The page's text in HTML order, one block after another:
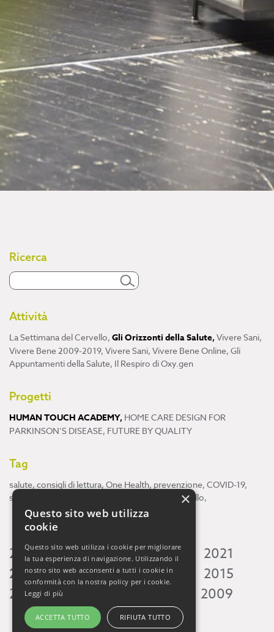
Ricerca
Attività
La Settimana del Cervello, Gli Orizzonti della Salute,Vivere Sani,
Vivere Bene 2009-2019, Vivere Sani, Vivere Bene Online, Gli
Appuntamenti della Salute, Il Respiro di Oxy.gen
Progetti
HUMAN TOUCH ACADEMY, HOME CARE DESIGN FOR
PARKINSON’S DISEASE, FUTURE BY QUALITY
Tag
salute, consigli di lettura, One Health, prevenzione, COVID-19,
scienza
cervello,
2026 2025 2024 2023 2022
2021
2020 2019 2018 2017 2016
2015
2014 2013 2009
×
Questo sito web utilizza
cookie
Questo sito web utilizza i cookie per migliorare
la tua esperienza di navigazione. Utilizzando il
nostro sito web acconsenti a tutti i cookie in
conformità con la nostra policy per i cookie.
Leggi di più
ACCETTA TUTTO RIFIUTA TUTTO